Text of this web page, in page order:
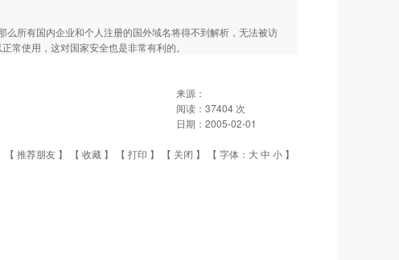
所有国内企业和个人注册的国外域名将得不到解析，无法被访
常使用，这对国家安全也是非常有利的。
来源：
阅读： 37404 次
日期： 2005-02-01
【 推荐朋友 】 【 收藏 】 【 打印 】 【 关闭 】 【 字体： 大中 小 】